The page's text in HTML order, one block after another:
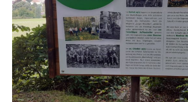
Oberhof